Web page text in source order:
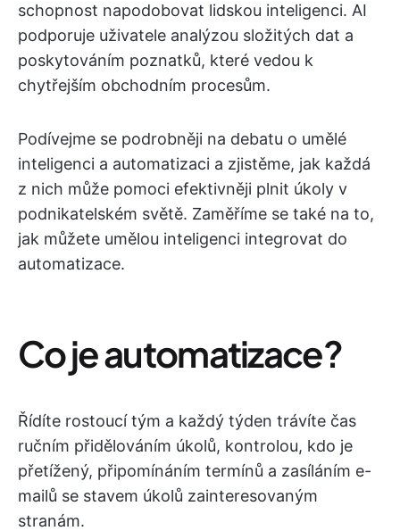
schopnost napodobovat lidskou inteligenci. AI
podporuje uživatele analýzou složitých dat a
poskytováním poznatků, které vedou k
chytřejším obchodním procesům.
Podívejme se podrobněji na debatu o umělé
inteligenci a automatizaci a zjistěme, jak každá
z nich může pomoci efektivněji plnit úkoly v
podnikatelském světě. Zaměříme se také na to,
jak můžete umělou inteligenci integrovat do
automatizace.
Co je automatizace?
Řídíte rostoucí tým a každý týden trávíte čas
ručním přidělováním úkolů, kontrolou, kdo je
přetížený, připomínáním termínů a zasíláním e-
mailů se stavem úkolů zainteresovaným
stranám.